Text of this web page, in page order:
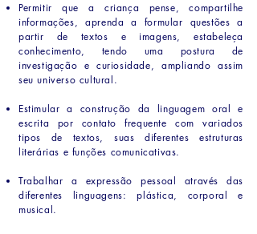
Permitir que a criança pense, compartilhe
informações, aprenda a formular questões a
partir de textos e imagens, estabeleça
conhecimento, tendo uma postura de
investigação e curiosidade, ampliando assim
seu universo cultural.
Estimular a construção da linguagem oral e
escrita por contato frequente com variados
tipos de textos, suas diferentes estruturas
literárias e funções comunicativas.
Trabalhar a expressão pessoal através das
diferentes linguagens: plástica, corporal e
musical.